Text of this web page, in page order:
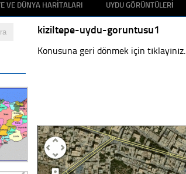
VE DÜNYA HARITALARI UYDU GÖRÜNTÜLERI
kiziltepe-uydu-goruntusu1
Konusuna geri dönmek için tıklayınız.